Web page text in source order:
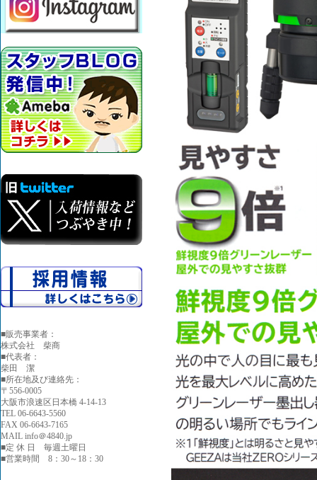
■販売事業者：
株式会社 柴商
■代表者：
柴田 潔
■所在地及び連絡先：
〒556-0005
大阪市浪速区日本橋 4-14-13
TEL 06-6643-5560
FAX 06-6643-7165
MAIL info＠4840.jp
■定 休 日 毎週土曜日
■営業時間 8：30～18：30